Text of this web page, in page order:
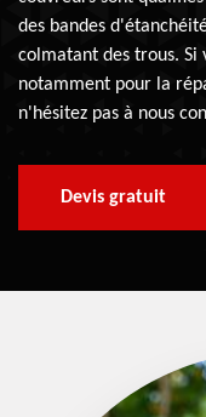
des bandes
colmatant des trous. Si
notamment pour la
n'hésitez pas à nous
Devis gratuit